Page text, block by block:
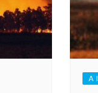
A